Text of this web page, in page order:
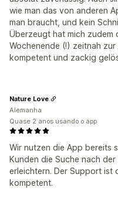
wie man das von anderen
man braucht, und kein
Überzeugt hat mich zudem
Wochenende (!) zeitnah
kompetent und zackig
Wir nutzen die App bereits
Kunden die Suche nach
erleichtern. Der Support ist
kompetent.
Nature Love
Alemanha
Quase 2 anos usando o app